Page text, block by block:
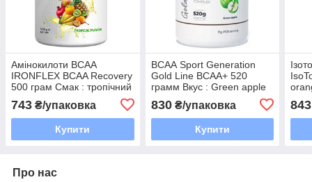
Амінокилоти ВСАА
IRONFLEX BCAA Recovery
500 грам Смак : тропічний
743 ₴/упаковка
Купити
ВСАА Sport Generation
Gold Line BCAA+ 520
грамм Вкус : Green apple
830₴/упаковка
Купити
843
Про нас